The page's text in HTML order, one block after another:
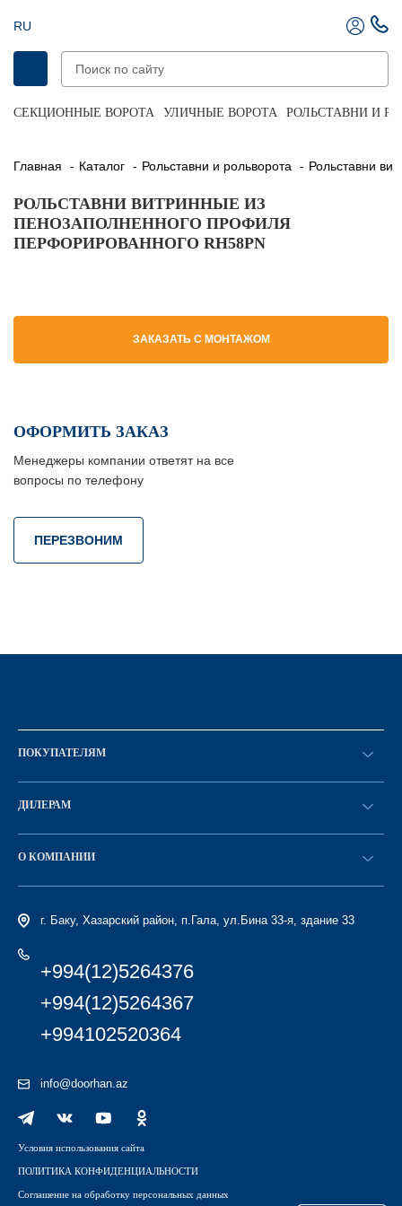
RU
СЕКЦИОННЫЕ ВОРОТА УЛИЧНЫЕ ВОРОТА РОЛЬСТАВНИ И
Главная Каталог Рольставни и рольворота Рольставни
РОЛЬСТАВНИ ВИТРИННЫЕ ИЗ
ПЕНОЗАПОЛНЕННОГО ПРОФИЛЯ
ПЕРФОРИРОВАННОГО RH58PN
ЗАКАЗАТЬ С МОНТАЖОМ
ОФОРМИТЬ ЗАКАЗ
Менеджеры компании ответят на все
вопросы по телефону
ПЕРЕЗВОНИМ
ПОКУПАТЕЛЯМ
Оформить заказ
Каталог
ДИЛЕРАМ
Стать дилером
О КОМПАНИИ
История компании
г. Баку, Хазарский район, п.Гала, ул.Бина 33-я, здание 33
+994(12)5264376
+994(12)5264367
+994102520364
info@doorhan.az
Условия использования сайта
ПОЛИТИКА КОНФИДЕНЦИАЛЬНОСТИ
Соглашение на обработку персональных данных